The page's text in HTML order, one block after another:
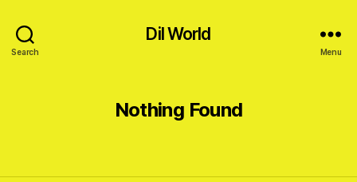
Search
Dil World
Menu
Nothing Found